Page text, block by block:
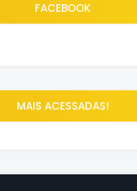
FACEBOOK
MAIS ACESSADAS!